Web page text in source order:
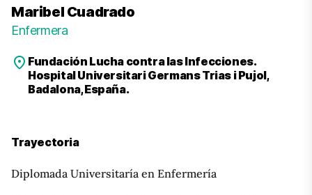
Maribel Cuadrado
Enfermera
Fundación Lucha contra las Infecciones.
Hospital Universitari Germans Trias i Pujol,
Badalona, España.
Trayectoria
Diplomada Universitaría en Enfermería